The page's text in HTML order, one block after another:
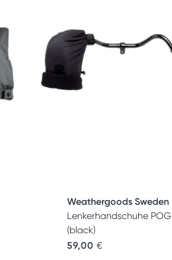
Weathergoods Sweden
Lenkerhandschuhe
(black)
59,00 €